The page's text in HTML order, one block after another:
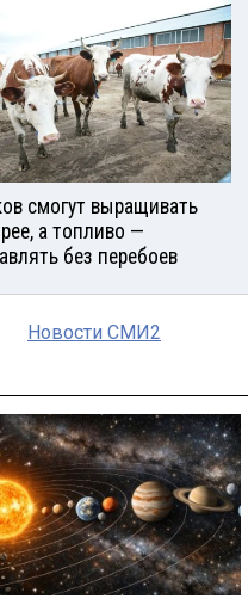
смогут выращивать
а топливо —
без перебоев
Новости СМИ2